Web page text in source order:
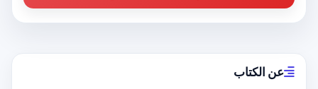
عن الكتاب